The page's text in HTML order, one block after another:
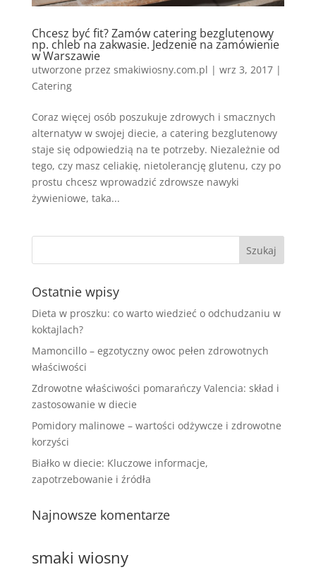
Chcesz być fit? Zamów catering bezglutenowy
np. chleb na zakwasie. Jedzenie na zamówienie
w Warszawie
utworzone przez smakiwiosny.com.pl | wrz 3, 2017|
Catering
Coraz więcej osób poszukuje zdrowych i smacznych
alternatyw w swojej diecie, a catering bezglutenowy
staje się odpowiedzią na te potrzeby. Niezależnie od
tego, czy masz celiakię, nietolerancję glutenu, czy po
prostu chcesz wprowadzić zdrowsze nawyki
żywieniowe, taka...
Ostatnie wpisy
Dieta w proszku: co warto wiedzieć o odchudzaniu w
koktajlach?
Mamoncillo – egzotyczny owoc pełen zdrowotnych
właściwości
Zdrowotne właściwości pomarańczy Valencia: skład i
zastosowanie w diecie
Pomidory malinowe – wartości odżywcze i zdrowotne
korzyści
Białko w diecie: Kluczowe informacje,
zapotrzebowanie i źródła
Najnowsze komentarze
smaki wiosny